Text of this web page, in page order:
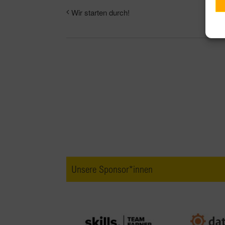
Wir starten durch!
Unsere Sponsor*innen